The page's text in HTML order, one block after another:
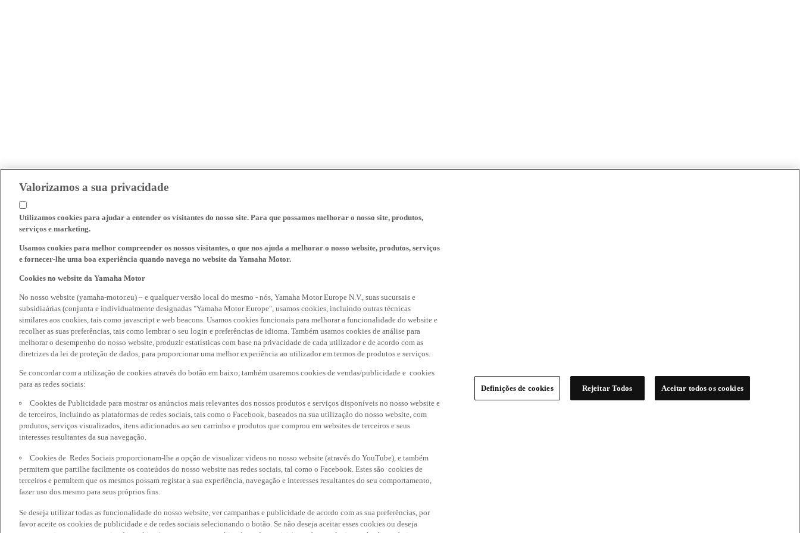
Valorizamos a sua privacidade
Utilizamos cookies para ajudar a entender os visitantes do nosso site. Para que possamos melhorar o nosso site, produtos,
serviços e marketing.
Usamos cookies para melhor compreender os nossos visitantes, o que nos ajuda a melhorar o nosso website, produtos, serviços
e fornecer-lhe uma boa experiência quando navega no website da Yamaha Motor.
Cookies no website da Yamaha Motor
No nosso website (yamaha-motor.eu) – e qualquer versão local do mesmo - nós, Yamaha Motor Europe N.V., suas sucursais e
subsidiaárias (conjunta e individualmente designadas "Yamaha Motor Europe", usamos cookies, incluindo outras técnicas
similares aos cookies, tais como javascript e web beacons. Usamos cookies funcionais para melhorar a funcionalidade do website e
recolher as suas preferências, tais como lembrar o seu login e preferências de idioma. Também usamos cookies de análise para
melhorar o desempenho do nosso website, produzir estatísticas com base na privacidade de cada utilizador e de acordo com as
diretrizes da lei de proteção de dados, para proporcionar uma melhor experiência ao utilizador em termos de produtos e serviços.
Se concordar com a utilização de cookies através do botão em baixo, também usaremos cookies de vendas/publicidade e cookies
para as redes sociais:
Cookies de Publicidade para mostrar os anúncios mais relevantes dos nossos produtos e serviços disponíveis no nosso website e
de terceiros, incluindo as plataformas de redes sociais, tais como o Facebook, baseados na sua utilização do nosso website, com
produtos, serviços visualizados, itens adicionados ao seu carrinho e produtos que comprou em websites de terceiros e seus
interesses resultantes da sua navegação.
Cookies de Redes Sociais proporcionam-lhe a opção de visualizar videos no nosso website (através do YouTube), e também
permitem que partilhe facilmente os conteúdos do nosso website nas redes sociais, tal como o Facebook. Estes são cookies de
terceiros e permitem que os mesmos possam registar a sua experiência, navegação e interesses resultantes do seu comportamento,
fazer uso dos mesmo para seus próprios fins.
Se deseja utilizar todas as funcionalidade do nosso website, ver campanhas e publicidade de acordo com as sua preferências, por
favor aceite os cookies de publicidade e de redes sociais selecionando o botão. Se não deseja aceitar esses cookies ou deseja
Definições de cookies Rejeitar Todos Aceitar todos os cookies